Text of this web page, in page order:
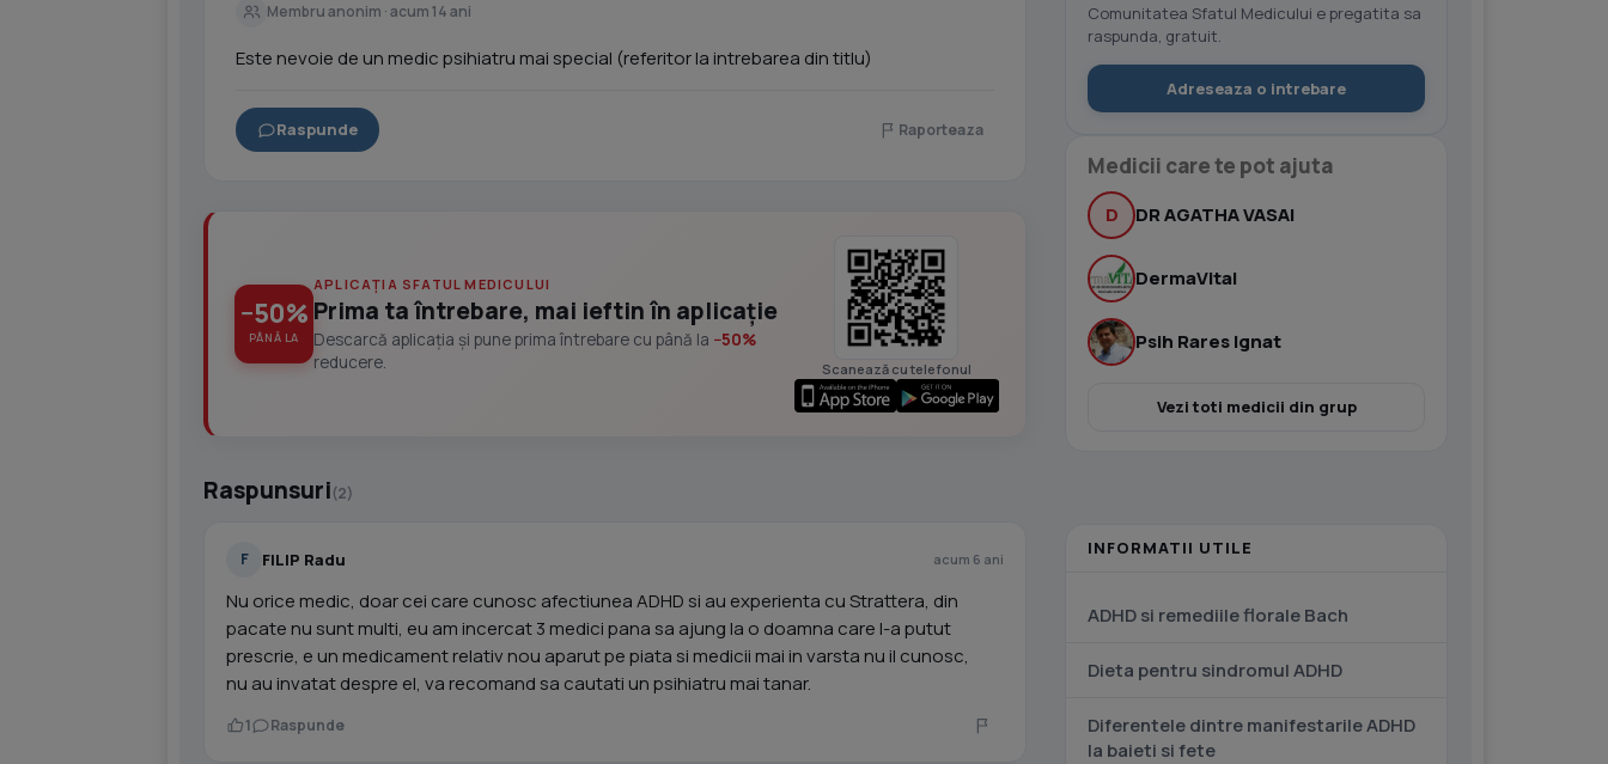
Membru anonim · acum 14 ani
Este nevoie de un medic psihiatru mai special (referitor la intrebarea din titlu)
Raspunde Raporteaza
−50%
PÂNĂ LA
APLICAȚIA SFATUL MEDICULUI
Prima ta întrebare, mai ieftin în aplicație
Descarcă aplicația și pune prima întrebare cu până la −50%
reducere.
Scanează cu telefonul
Raspunsuri(2)
F FILIP Radu acum 6 ani
Nu orice medic, doar cei care cunosc afectiunea ADHD si au experienta cu Strattera, din
pacate nu sunt multi, eu am incercat 3 medici pana sa ajung la o doamna care l-a putut
prescrie, e un medicament relativ nou aparut pe piata si medicii mai in varsta nu il cunosc,
nu au invatat despre el, va recomand sa cautati un psihiatru mai tanar.
1 Raspunde
Comunitatea Sfatul Medicului e pregatita sa
raspunda, gratuit.
Adreseaza o intrebare
Medicii care te pot ajuta
D DR AGATHA VASAI
DermaVital
Psih Rares Ignat
Vezi toti medicii din grup
INFORMATII UTILE
ADHD si remediile florale Bach
Dieta pentru sindromul ADHD
Diferentele dintre manifestarile ADHD
la baieti si fete